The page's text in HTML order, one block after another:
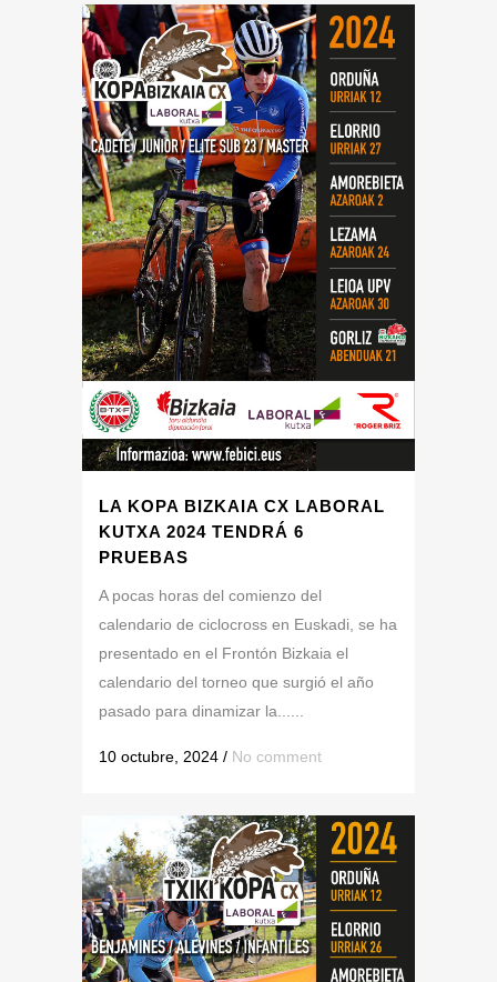
LA KOPA BIZKAIA CX LABORAL
KUTXA 2024 TENDRÁ 6
PRUEBAS
A pocas horas del comienzo del
calendario de ciclocross en Euskadi, se ha
presentado en el Frontón Bizkaia el
calendario del torneo que surgió el año
pasado para dinamizar la......
10 octubre, 2024 / No comment